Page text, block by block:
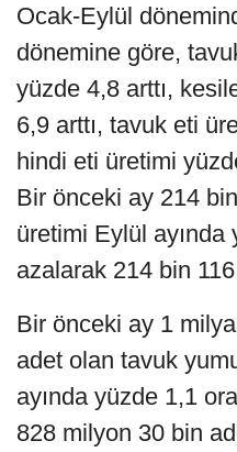
Ocak-Eylül
dönemine göre,
yüzde 4,8 arttı,
6,9 arttı, tavuk eti
hindi eti üretimi
Bir önceki ay 214
üretimi Eylül ayında
azalarak 214 bin
Bir önceki ay 1
adet olan tavuk
ayında yüzde 1,1
828 milyon 30 bin